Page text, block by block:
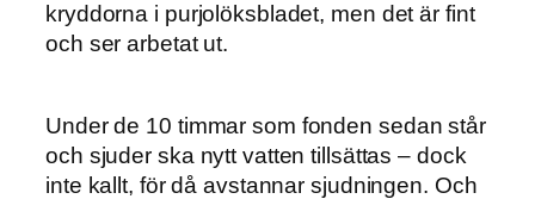
kryddorna i purjolöksbladet, men det är fint
och ser arbetat ut.
Under de 10 timmar som fonden sedan står
och sjuder ska nytt vatten tillsättas – dock
inte kallt, för då avstannar sjudningen. Och